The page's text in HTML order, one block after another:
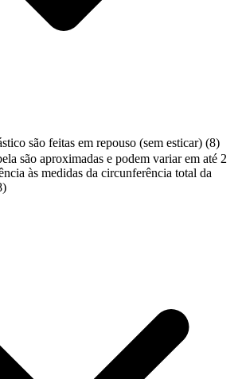
são feitas em repouso (sem esticar) (8)
são aproximadas e podem variar em até 2
às medidas da circunferência total da